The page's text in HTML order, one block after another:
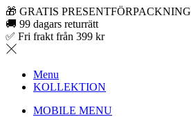
🎁 GRATIS PRESENTFÖRPACKNING
🚚 99 dagars returrätt
✅ Fri frakt från 399 kr
Menu
KOLLEKTION
MOBILE MENU